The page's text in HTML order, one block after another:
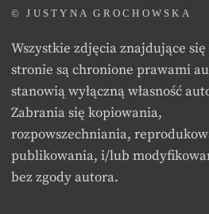
© JUSTYNA GROCHOWSKA
Wszystkie zdjęcia znajdujące
stronie są chronione prawami
stanowią wyłączną własność
Zabrania się kopiowania,
rozpowszechniania,
publikowania, i/lub
bez zgody autora.